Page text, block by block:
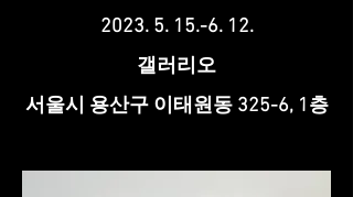
2023. 5. 15.-6. 12.
갤러리오
​서울시 용산구 이태원동 325-6, 1층